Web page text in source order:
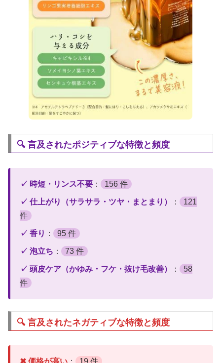
🔍 言及されたポジティブな特徴と頻度
✓ 時短・リンス不要 ： 156 件
✓ 仕上がり（サラサラ・ツヤ・まとまり） ： 121
件
✓ 香り ： 95 件
✓ 泡立ち ： 73 件
✓ 頭皮ケア（かゆみ・フケ・抜け毛改善） ： 58
件
🔍 言及されたネガティブな特徴と頻度
✖ 価格が高い ： 19 件